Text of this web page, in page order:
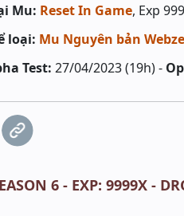
Mu: Reset In Game, Exp
loại: Mu Nguyên bản
Test: 27/04/2023 (19h) -
6 - EXP: 9999X -